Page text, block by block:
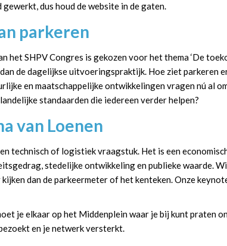
dus houd de website in de gaten.
parkeren
het SHPV Congres is gekozen voor het thema ‘De
de dagelijkse uitvoeringspraktijk. Hoe ziet parkeren
en maatschappelijke ontwikkelingen vragen nú al
standaarden die iedereen verder helpen?
van Loenen
technisch of logistiek vraagstuk. Het is een
stedelijke ontwikkeling en publieke waarde.
dan de parkeermeter of het kenteken. Onze
je elkaar op het Middenplein waar je bij kunt praten
en je netwerk versterkt.